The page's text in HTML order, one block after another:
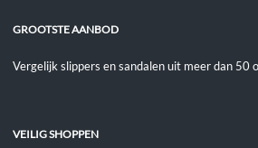
GROOTSTE AANBOD
Vergelijk slippers en sandalen uit meer dan 50
VEILIG SHOPPEN